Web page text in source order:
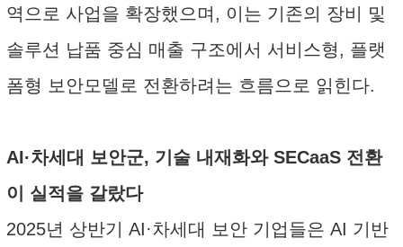
역으로 사업을 확장했으며, 이는 기존의 장비 및
솔루션 납품 중심 매출 구조에서 서비스형, 플랫
폼형 보안모델로 전환하려는 흐름으로 읽힌다.
AI·차세대 보안군, 기술 내재화와 SECaaS 전환
이 실적을 갈랐다
2025년 상반기 AI·차세대 보안 기업들은 AI 기반